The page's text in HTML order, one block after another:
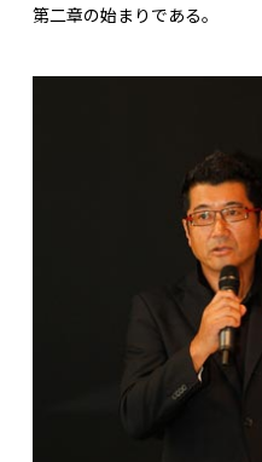
第二章の始まりである。